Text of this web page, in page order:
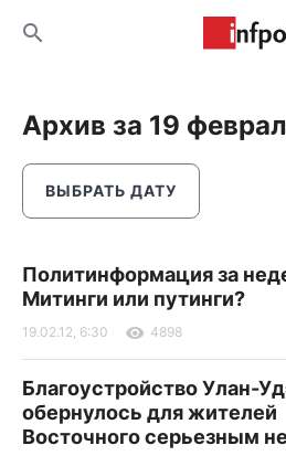
Архив за 19
ВЫБРАТЬ ДАТУ
Политинформация за
Митинги или путинги?
19.02.12, 6:30 4898
Благоустройство Улан-
обернулось для жителей
Восточного серьезным